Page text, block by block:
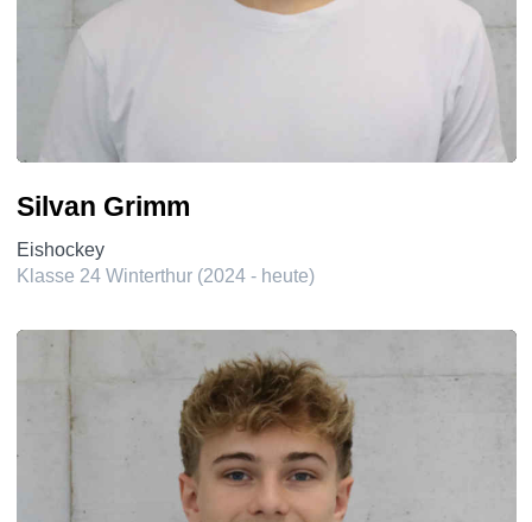
Silvan Grimm
Eishockey
Klasse 24 Winterthur (2024 - heute)